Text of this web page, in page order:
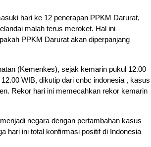
hari ke 12 penerapan PPKM Darurat,
malah terus meroket. Hal ini
PPKM Darurat akan diperpanjang
(Kemenkes), sejak kemarin pukul 12.00
WIB, dikutip dari cnbc indonesia , kasus
Rekor hari ini memecahkan rekor kemarin
negara dengan pertambahan kasus
hari ini total konfirmasi positif di Indonesia